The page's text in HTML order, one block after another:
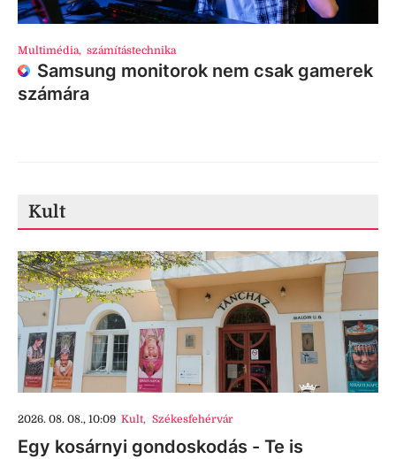
Multimédia, számítástechnika
Samsung monitorok nem csak gamerek
számára
Kult
2026. 08. 08., 10:09 Kult, Székesfehérvár
Egy kosárnyi gondoskodás - Te is